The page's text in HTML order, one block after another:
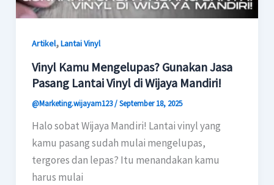
Artikel,Lantai Vinyl
Vinyl Kamu Mengelupas? Gunakan Jasa
Pasang Lantai Vinyl di Wijaya Mandiri!
@Marketing.wijayam123/September 18, 2025
Halo sobat Wijaya Mandiri! Lantai vinyl yang
kamu pasang sudah mulai mengelupas,
tergores dan lepas? Itu menandakan kamu
harus mulai